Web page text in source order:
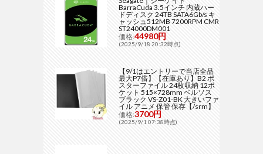
BarraCuda 3.5インチ 内蔵ハー
ドディスク 24TB SATA6Gb/s キ
ャッシュ512MB 7200RPM CMR
ST24000DM001
価格:44980円
(2025/9/18 20:32時点)
【9/1はエントリーで当店全品
最大P7倍】【在庫あり】B2 ポ
スターファイル 24枚収納 12ポ
ケット 515×728mm ベルソス
ブラック VS-Z01-BK 大きいファ
イル アニメ 保管 保存【/srm】
価格:3700円
(2025/9/1 07:38時点)